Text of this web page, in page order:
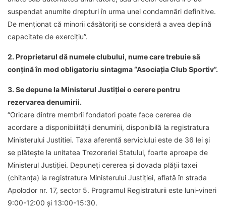
suspendat anumite drepturi în urma unei condamnări definitive.
De menționat că minorii căsătoriți se consideră a avea deplină
capacitate de exercițiu”.
2. Proprietarul dă numele clubului, nume care trebuie să
conțină în mod obligatoriu sintagma“Asociația Club Sportiv”.
3. Se depune la Ministerul Justiției o cerere pentru
rezervarea denumirii.
“Oricare dintre membrii fondatori poate face cererea de
acordare a disponibilității denumirii, disponibilă la registratura
Ministerului Justitiei. Taxa aferentă serviciului este de 36 lei și
se plătește la unitatea Trezoreriei Statului, foarte aproape de
Ministerul Justiției. Depuneți cererea și dovada plății taxei
(chitanța) la registratura Ministerului Justiției, aflată în strada
Apolodor nr. 17, sector 5. Programul Registraturii este luni-vineri
9:00-12:00 și 13:00-15:30.